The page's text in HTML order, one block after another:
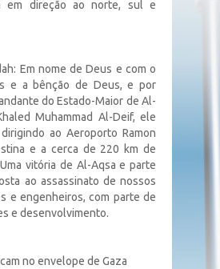
em direção ao norte, sul e
Em nome de Deus e com o
e a bênção de Deus, e por
do Estado-Maior de Al-
Muhammad Al-Deif, ele
ao Aeroporto Ramon
e a cerca de 220 km de
vitória de Al-Aqsa e parte
ao assassinato de nossos
e engenheiros, com parte de
e desenvolvimento.
no envelope de Gaza